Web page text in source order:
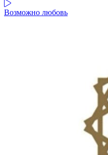
Возможно любовь